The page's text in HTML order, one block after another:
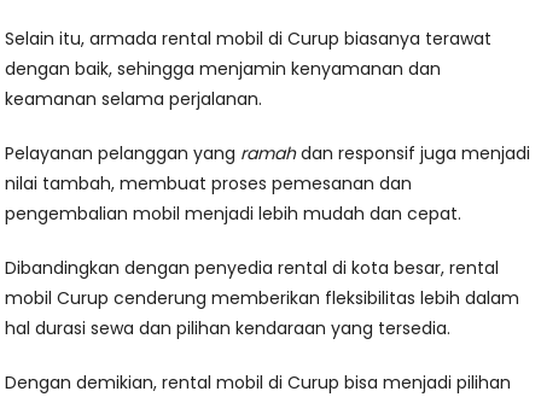
Selain itu, armada rental mobil di Curup biasanya terawat
dengan baik, sehingga menjamin kenyamanan dan
keamanan selama perjalanan.
Pelayanan pelanggan yang ramahdan responsif juga menjadi
nilai tambah, membuat proses pemesanan dan
pengembalian mobil menjadi lebih mudah dan cepat.
Dibandingkan dengan penyedia rental di kota besar, rental
mobil Curup cenderung memberikan fleksibilitas lebih dalam
hal durasi sewa dan pilihan kendaraan yang tersedia.
Dengan demikian, rental mobil di Curup bisa menjadi pilihan